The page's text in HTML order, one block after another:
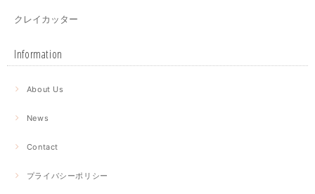
クレイカッター
Information
About Us
News
Contact
プライバシーポリシー